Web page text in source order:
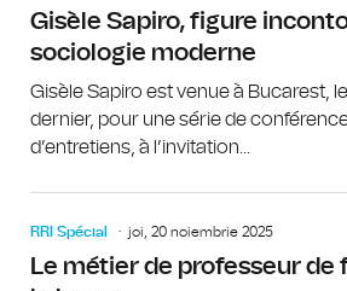
Gisèle Sapiro, figure
sociologie moderne
Gisèle Sapiro est venue à Bucarest,
dernier, pour une série de
d’entretiens, à l’invitation...
RRI Spécial joi, 20 noiembrie 2025
Le métier de professeur de